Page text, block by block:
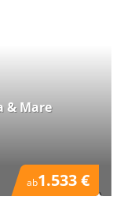
& Mare
ab1.533 €
)